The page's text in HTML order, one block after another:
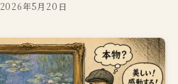
2026年5月20日